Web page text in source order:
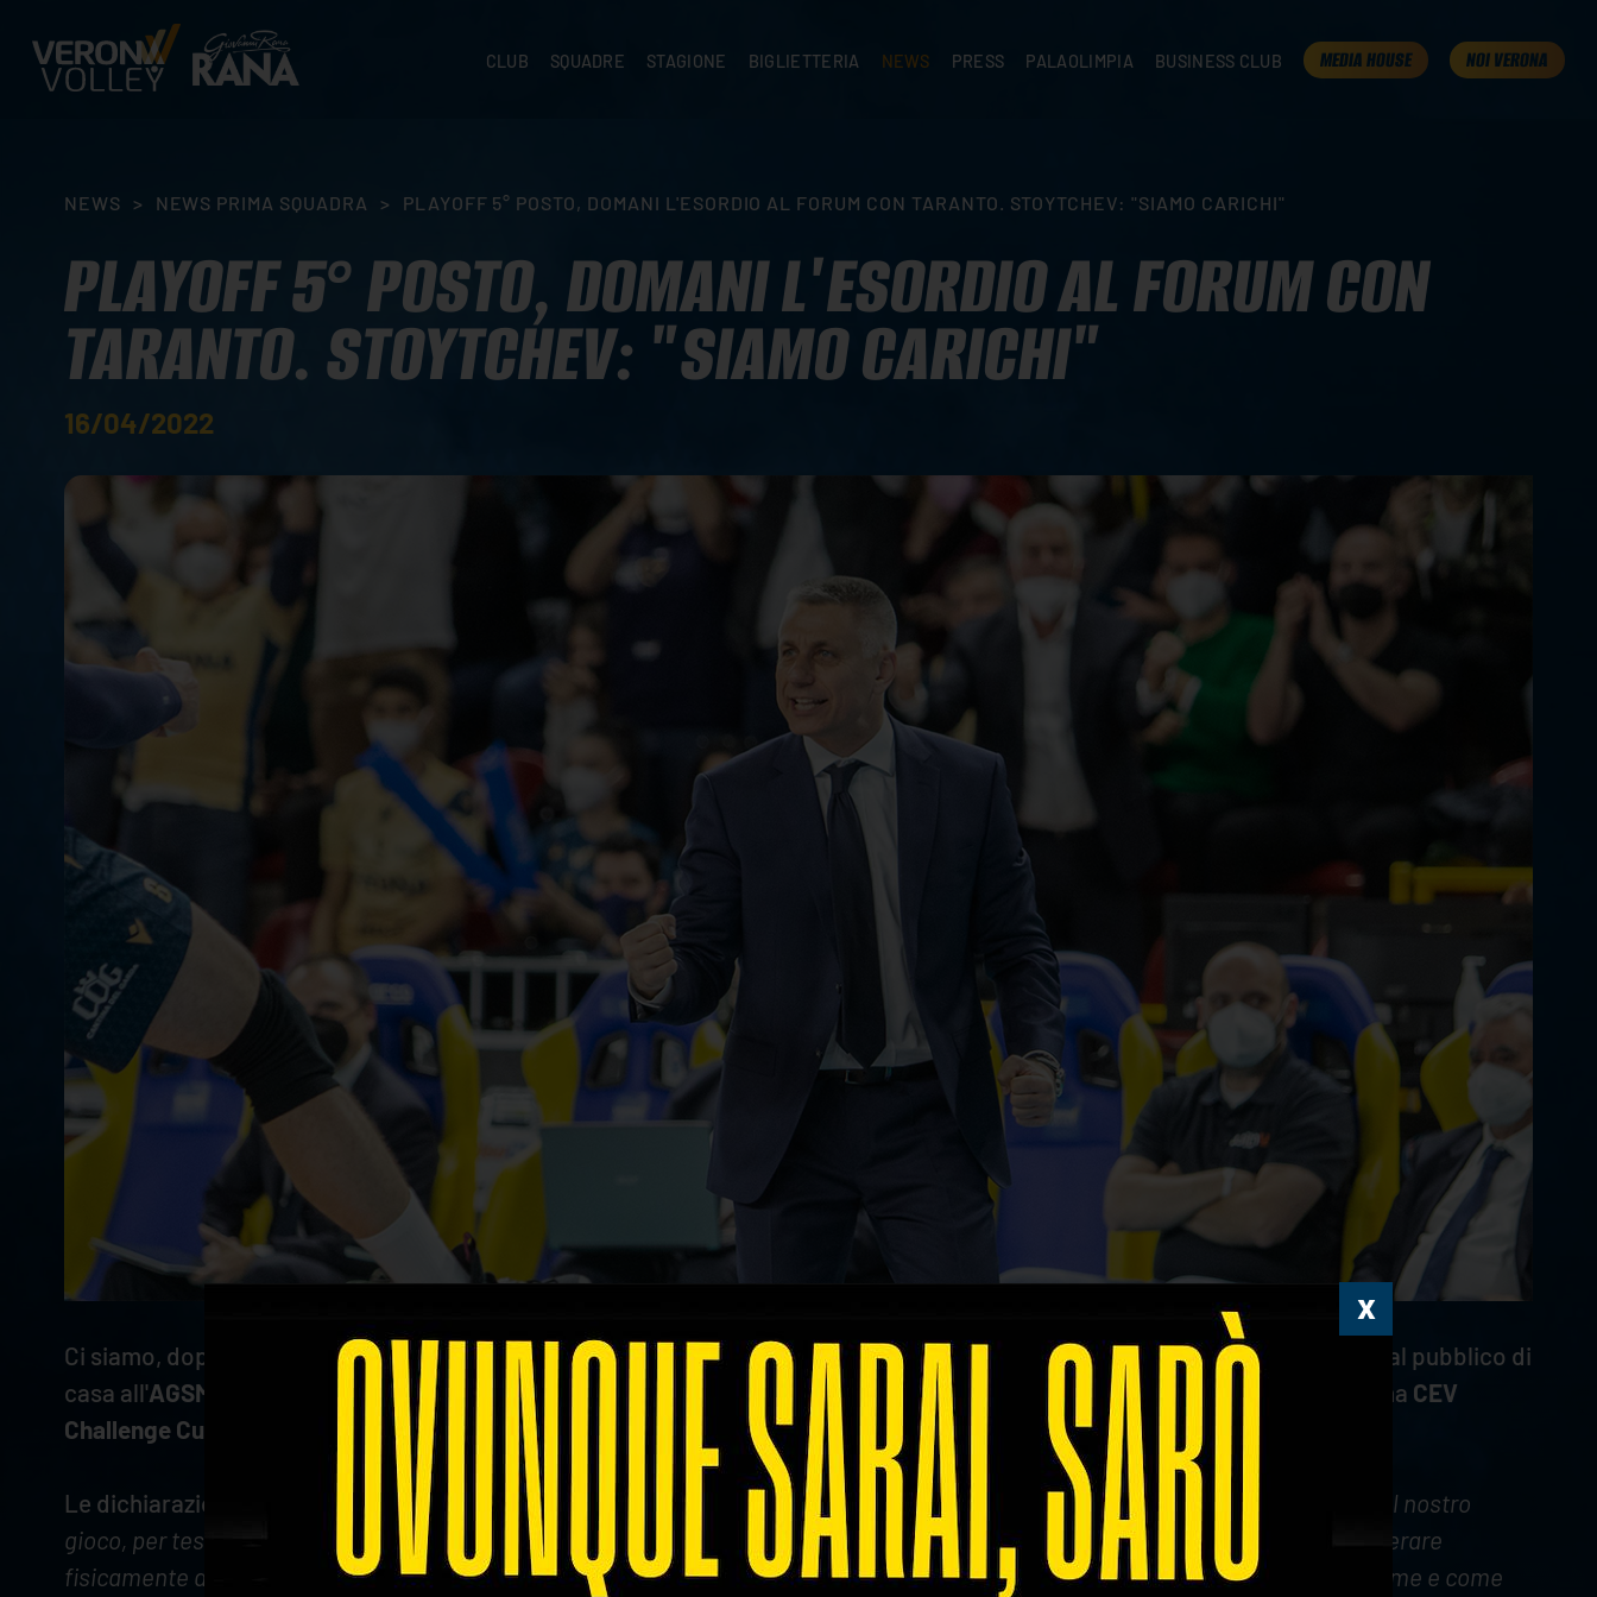
CLUB
CONTATTACI
SQUADRE
SETTORE GIOVANILE
STAGIONE
CAMP
BIGLIETTERIA NEWS PRESS PALAOLIMPIA
KIDS ROOM
BUSINESS CLUB MEDIA HOUSE NOI VERONA
NEWS > NEWS PRIMA SQUADRA > PLAYOFF 5° POSTO, DOMANI L'ESORDIO AL FORUM CON TARANTO. STOYTCHEV: "SIAMO CARICHI"
PLAYOFF 5° POSTO, DOMANI L'ESORDIO AL FORUM CON
TARANTO. STOYTCHEV: "SIAMO CARICHI"
16/04/2022
Ci siamo, dopo tre settimane lontani dal campo da gioco i gialloblù torneranno in campo domani, ore 18:00, proprio davanti al pubblico di
casa all'AGSM Forum contro Taranto per fare il loro esordio nei Playoff 5° Posto , che mettono in palio uno slot per la prossima CEV
Challenge Cup.
Le dichiarazioni alla vigilia della sfida del tecnico Radostin Stoytchev : "Abbiamo sfruttato queste tre settimane per lavorare sul nostro
gioco, per testare alcune dinamiche anche in vista della prossima stagione, oltre che per questi Playoff. Dobbiamo ancora recuperare
fisicamente alcuni giocatori, ma daremo il massimo da subito. Con quali stimoli affrontiamo questa competizione? Il club, come me e come